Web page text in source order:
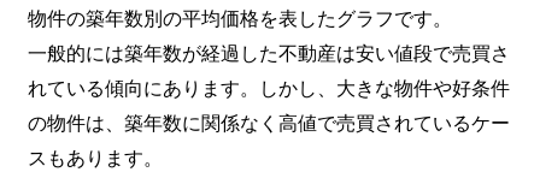
物件の築年数別の平均価格を表したグラフです。
一般的には築年数が経過した不動産は安い値段で売買さ
れている傾向にあります。しかし、大きな物件や好条件
の物件は、築年数に関係なく高値で売買されているケー
スもあります。